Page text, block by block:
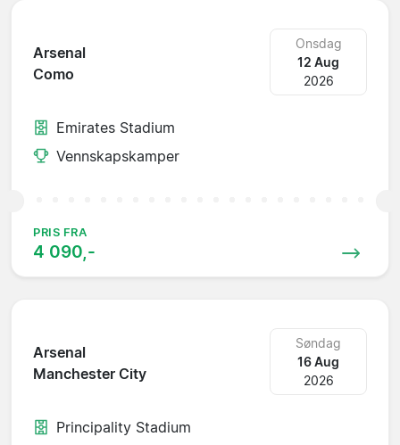
Arsenal
Como
Onsdag
12 Aug
2026
Emirates Stadium
Vennskapskamper
PRIS FRA
4 090,-
Arsenal
Manchester City
Søndag
16 Aug
2026
Principality Stadium